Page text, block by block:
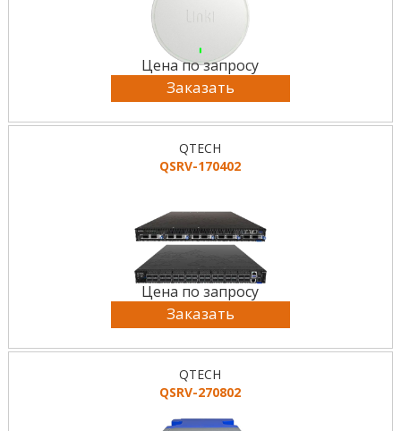
Цена по запросу
Заказать
QTECH
QSRV-170402
Цена по запросу
Заказать
QTECH
QSRV-270802